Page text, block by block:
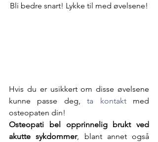
Bli bedre snart! Lykke til med øvelsene!
Hvis du er usikkert om disse øvelsene
kunne passe deg, ta kontakt med
osteopaten din!
Osteopati bel opprinnelig brukt ved
akutte sykdommer, blant annet også